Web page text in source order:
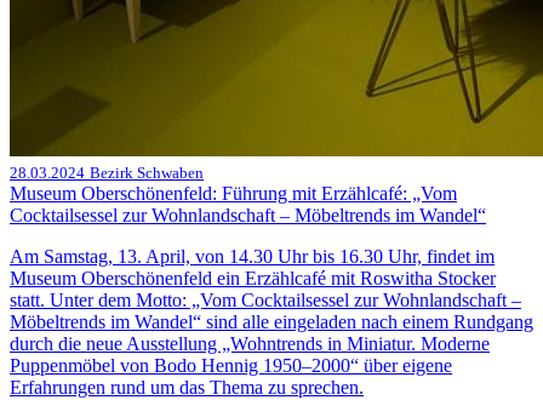
28.03.2024 Bezirk Schwaben
Museum Oberschönenfeld: Führung mit Erzählcafé: „Vom
Cocktailsessel zur Wohnlandschaft – Möbeltrends im Wandel“
Am Samstag, 13. April, von 14.30 Uhr bis 16.30 Uhr, findet im
Museum Oberschönenfeld ein Erzählcafé mit Roswitha Stocker
statt. Unter dem Motto: „Vom Cocktailsessel zur Wohnlandschaft –
Möbeltrends im Wandel“ sind alle eingeladen nach einem Rundgang
durch die neue Ausstellung „Wohntrends in Miniatur. Moderne
Puppenmöbel von Bodo Hennig 1950–2000“ über eigene
Erfahrungen rund um das Thema zu sprechen.